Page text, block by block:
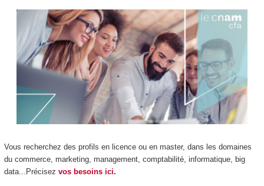
Vous recherchez des profils en licence ou en master, dans les domaines
du commerce, marketing, management, comptabilité, informatique, big
data...Précisez vos besoins ici.